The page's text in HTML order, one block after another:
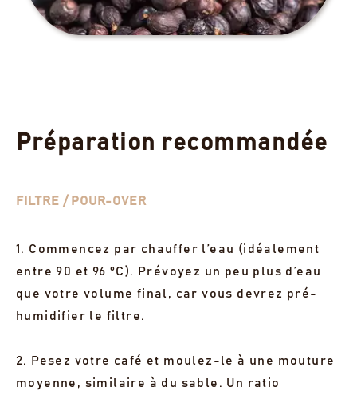
Préparation recommandée
FILTRE / POUR-OVER
1. Commencez par chauffer l’eau (idéalement
entre 90 et 96 °C). Prévoyez un peu plus d’eau
que votre volume final, car vous devrez pré-
humidifier le filtre.
2. Pesez votre café et moulez-le à une mouture
moyenne, similaire à du sable. Un ratio